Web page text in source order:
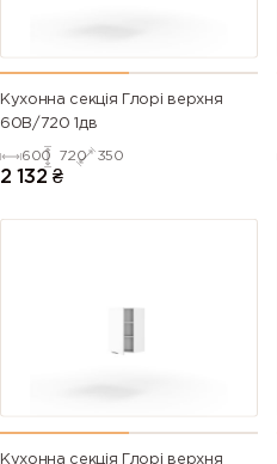
Кухонна секція Глорі верхня
60В/720 1дв
600 720 350
2 132 ₴
Кухонна секція Глорі верхня